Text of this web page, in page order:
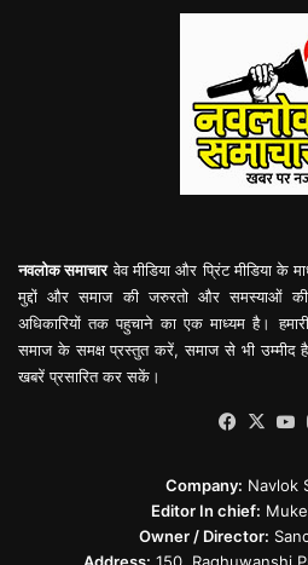
नवलोक समाचारवेव मीडिया और प्रिंट मीडिया
मुद्दों और समाज की जरुरतो और समस्याओं
अधिकारियों तक पहुचाने का एक माध्यम है।
समाज के समक्ष प्रस्तुत करें, समाज से भी उम्मीद
खबरें प्रसारित कर सकें।
X
Company: Navlok
Editor In chief:
Owner / Director: